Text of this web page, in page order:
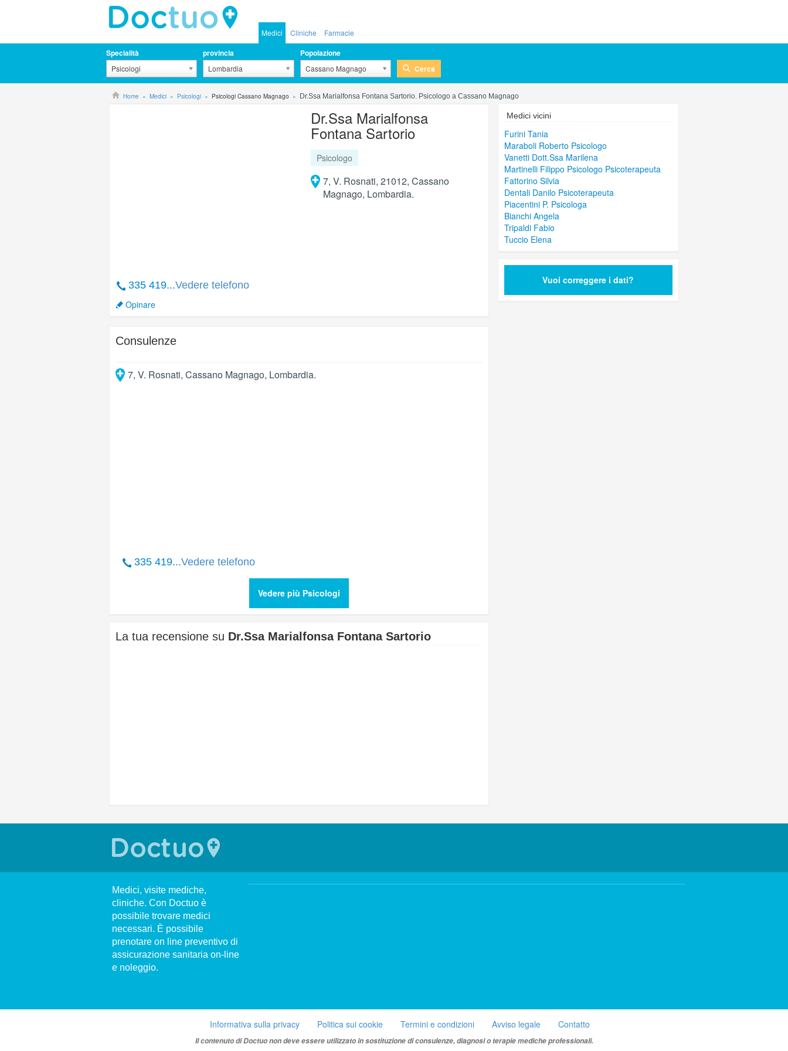
Medici Cliniche Farmacie
Specialità
Psicologi
provincia
Lombardia
Popolazione
Cassano Magnago Cerca
Home Medici Psicologi Psicologi Cassano Magnago Dr.Ssa Marialfonsa Fontana Sartorio. Psicologo a Cassano Magnago
335 419...Vedere telefono
Opinare
Dr.Ssa Marialfonsa
Fontana Sartorio
Psicologo
7, V. Rosnati, 21012, Cassano
Magnago, Lombardia.
Consulenze
7, V. Rosnati, Cassano Magnago, Lombardia.
335 419...Vedere telefono
Vedere più Psicologi
La tua recensione su Dr.Ssa Marialfonsa Fontana Sartorio
Medici vicini
Furini Tania
Maraboli Roberto Psicologo
Vanetti Dott.Ssa Marilena
Martinelli Filippo Psicologo Psicoterapeuta
Fattorino Silvia
Dentali Danilo Psicoterapeuta
Piacentini P. Psicologa
Bianchi Angela
Tripaldi Fabio
Tuccio Elena
Vuoi correggere i dati?
Medici, visite mediche,
cliniche. Con Doctuo è
possibile trovare medici
necessari. È possibile
prenotare on line preventivo di
assicurazione sanitaria on-line
e noleggio.
Informativa sulla privacy Politica sui cookie Termini e condizioni Avviso legale Contatto
Il contenuto di Doctuo non deve essere utilizzato in sostituzione di consulenze, diagnosi o terapie mediche professionali.